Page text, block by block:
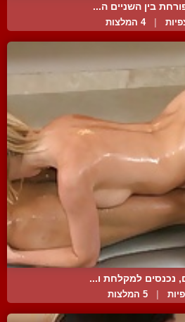
בין השניים ה...
4 המלצות
נכנסים למקלחת ו...
5 המלצות